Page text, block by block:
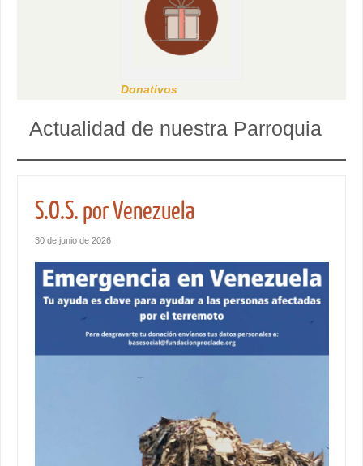
Donativos
Actualidad de nuestra Parroquia
S.O.S. por Venezuela
30 de junio de 2026